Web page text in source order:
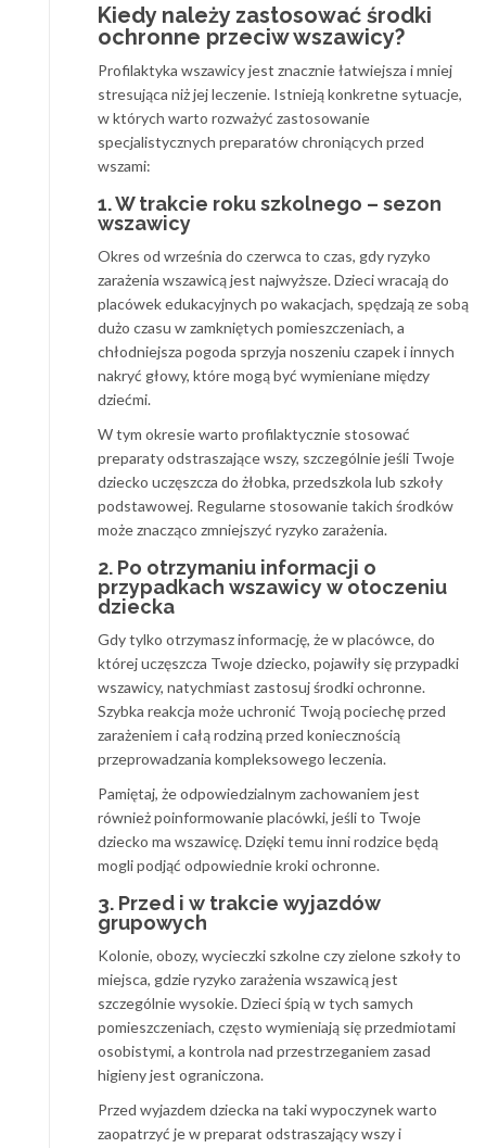
Kiedy należy zastosować środki
ochronne przeciw wszawicy?
Profilaktyka wszawicy jest znacznie łatwiejsza i mniej
stresująca niż jej leczenie. Istnieją konkretne sytuacje,
w których warto rozważyć zastosowanie
specjalistycznych preparatów chroniących przed
wszami:
1. W trakcie roku szkolnego – sezon
wszawicy
Okres od września do czerwca to czas, gdy ryzyko
zarażenia wszawicą jest najwyższe. Dzieci wracają do
placówek edukacyjnych po wakacjach, spędzają ze sobą
dużo czasu w zamkniętych pomieszczeniach, a
chłodniejsza pogoda sprzyja noszeniu czapek i innych
nakryć głowy, które mogą być wymieniane między
dziećmi.
W tym okresie warto profilaktycznie stosować
preparaty odstraszające wszy, szczególnie jeśli Twoje
dziecko uczęszcza do żłobka, przedszkola lub szkoły
podstawowej. Regularne stosowanie takich środków
może znacząco zmniejszyć ryzyko zarażenia.
2. Po otrzymaniu informacji o
przypadkach wszawicy w otoczeniu
dziecka
Gdy tylko otrzymasz informację, że w placówce, do
której uczęszcza Twoje dziecko, pojawiły się przypadki
wszawicy, natychmiast zastosuj środki ochronne.
Szybka reakcja może uchronić Twoją pociechę przed
zarażeniem i całą rodziną przed koniecznością
przeprowadzania kompleksowego leczenia.
Pamiętaj, że odpowiedzialnym zachowaniem jest
również poinformowanie placówki, jeśli to Twoje
dziecko ma wszawicę. Dzięki temu inni rodzice będą
mogli podjąć odpowiednie kroki ochronne.
3. Przed i w trakcie wyjazdów
grupowych
Kolonie, obozy, wycieczki szkolne czy zielone szkoły to
miejsca, gdzie ryzyko zarażenia wszawicą jest
szczególnie wysokie. Dzieci śpią w tych samych
pomieszczeniach, często wymieniają się przedmiotami
osobistymi, a kontrola nad przestrzeganiem zasad
higieny jest ograniczona.
Przed wyjazdem dziecka na taki wypoczynek warto
zaopatrzyć je w preparat odstraszający wszy i